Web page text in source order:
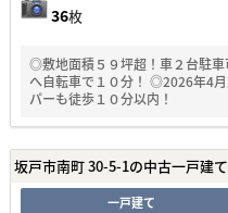
36枚
◎敷地面積５９坪超！車２台駐
へ自転車で１０分！ ◎2026年4
パーも徒歩１０分以内！
坂戸市南町 30-5-1の中古一戸建て
一戸建て